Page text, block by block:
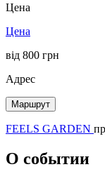
Цена
Цена
від 800 грн
Адрес
Маршрут
FEELS GARDEN
О событии